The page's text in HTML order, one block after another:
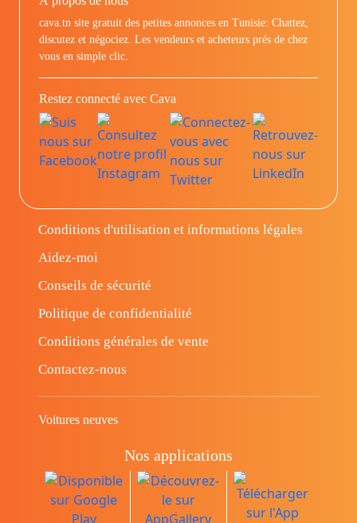
cava.tn site gratuit des petites annonces en Tunisie: Chattez,
discutez et négociez. Les vendeurs et acheteurs prés de chez
vous en simple clic.
Restez connecté avec Cava
Conditions d'utilisation et informations légales
Aidez-moi
Conseils de sécurité
Politique de confidentialité
Conditions générales de vente
Contactez-nous
Voitures neuves
Nos applications